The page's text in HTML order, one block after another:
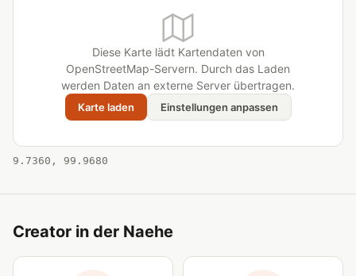
Diese Karte lädt Kartendaten von
OpenStreetMap-Servern. Durch das Laden
werden Daten an externe Server übertragen.
Karte laden Einstellungen anpassen
9.7360, 99.9680
Creator in der Naehe